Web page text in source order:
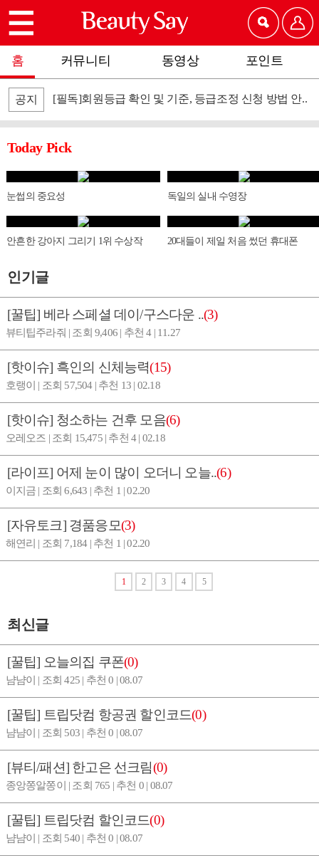
홈 커뮤니티 동영상 포인트
공지 [필독]회원등급 확인 및 기준, 등급조정 신청 방법 안..
Today Pick
눈썹의 중요성 독일의 실내 수영장
안흔한 강아지 그리기 1위 수상작 20대들이 제일 처음 썼던 휴대폰